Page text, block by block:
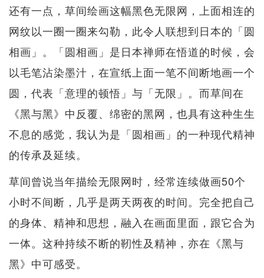
还有一点，草间绘画这幅黑色无限网，上面相连的
网纹以一圈一圈来勾勒，此令人联想到日本的「圆
相画」。「圆相画」是日本禅师在悟道的时候，会
以毛笔沾染墨汁，在宣纸上面一笔不间断地画一个
圆，代表「意理的顿悟」与「无限」。而草间在
《黑与黑》中反覆、绵密的黑网，也具有这种生生
不息的感觉，我认为是「圆相画」的一种现代精神
的传承及延续。
草间曾说当年描绘无限网时，经常连续做画50个
小时不间断，几乎是两天两夜的时间。完全把自己
的身体、精神和思想，融入在画面里面，跟它合为
一体。这种持续不断的靭性及精神，亦在《黑与
黑》中可感受。